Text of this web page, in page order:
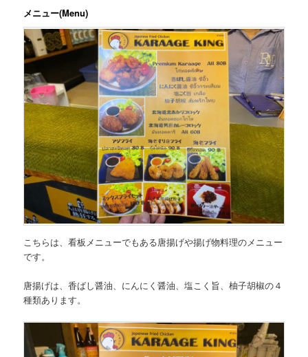
メニュー(Menu)
こちらは、看板メニューでもある唐揚げや揚げ物料理のメニュー
です。
唐揚げは、香ばし醤油、にんにく醤油、塩こく旨、柚子胡椒の４
種類あります。